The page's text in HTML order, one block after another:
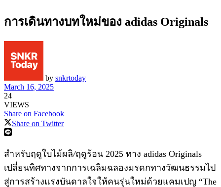
การเดินทางบทใหม่ของ adidas Originals
by snkrtoday
March 16, 2025
24
VIEWS
Share on Facebook
Share on Twitter
สำหรับฤดูใบไม้ผลิ/ฤดูร้อน 2025 ทาง adidas Originals
เปลี่ยนทิศทางจากการเฉลิมฉลองมรดกทางวัฒนธรรมไป
สู่การสร้างแรงบันดาลใจให้คนรุ่นใหม่ด้วยแคมเปญ “The